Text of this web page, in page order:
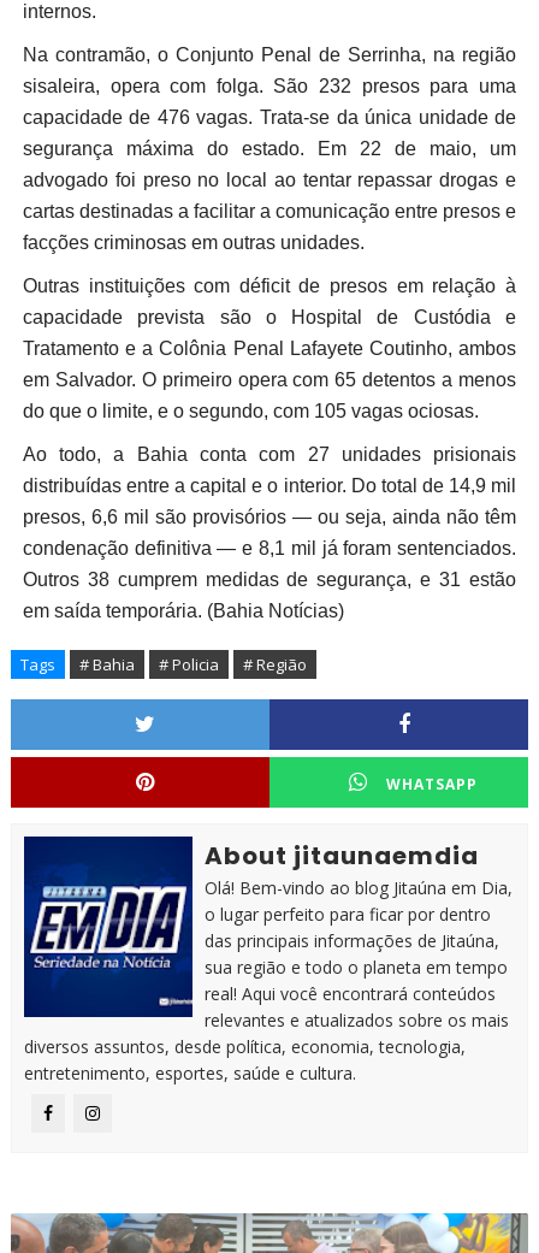
internos.
Na contramão, o Conjunto Penal de Serrinha, na região
sisaleira, opera com folga. São 232 presos para uma
capacidade de 476 vagas. Trata-se da única unidade de
segurança máxima do estado. Em 22 de maio, um
advogado foi preso no local ao tentar repassar drogas e
cartas destinadas a facilitar a comunicação entre presos e
facções criminosas em outras unidades.
Outras instituições com déficit de presos em relação à
capacidade prevista são o Hospital de Custódia e
Tratamento e a Colônia Penal Lafayete Coutinho, ambos
em Salvador. O primeiro opera com 65 detentos a menos
do que o limite, e o segundo, com 105 vagas ociosas.
Ao todo, a Bahia conta com 27 unidades prisionais
distribuídas entre a capital e o interior. Do total de 14,9 mil
presos, 6,6 mil são provisórios — ou seja, ainda não têm
condenação definitiva — e 8,1 mil já foram sentenciados.
Outros 38 cumprem medidas de segurança, e 31 estão
em saída temporária. (Bahia Notícias)
Tags # Bahia # Policia # Região
WHATSAPP
About jitaunaemdia
Olá! Bem-vindo ao blog Jitaúna em Dia,
o lugar perfeito para ficar por dentro
das principais informações de Jitaúna,
sua região e todo o planeta em tempo
real! Aqui você encontrará conteúdos
relevantes e atualizados sobre os mais
diversos assuntos, desde política, economia, tecnologia,
entretenimento, esportes, saúde e cultura.